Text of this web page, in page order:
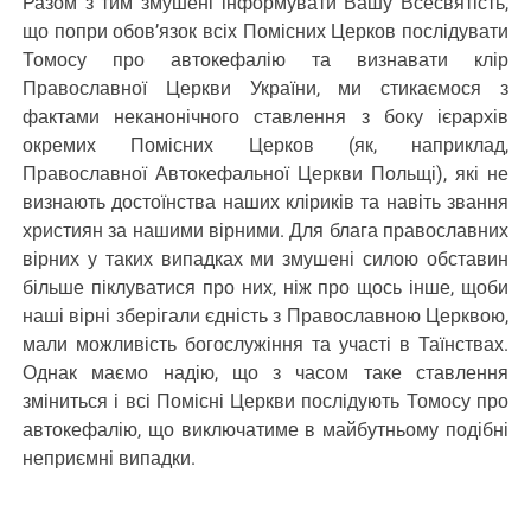
що попри обов’язок всіх Помісних Церков послідувати
Томосу про автокефалію та визнавати клір
Православної Церкви України, ми стикаємося з
фактами неканонічного ставлення з боку ієрархів
окремих Помісних Церков (як, наприклад,
Православної Автокефальної Церкви Польщі), які не
визнають достоїнства наших кліриків та навіть звання
християн за нашими вірними. Для блага православних
вірних у таких випадках ми змушені силою обставин
більше піклуватися про них, ніж про щось інше, щоби
наші вірні зберігали єдність з Православною Церквою,
мали можливість богослужіння та участі в Таїнствах.
Однак маємо надію, що з часом таке ставлення
зміниться і всі Помісні Церкви послідують Томосу про
автокефалію, що виключатиме в майбутньому подібні
неприємні випадки.